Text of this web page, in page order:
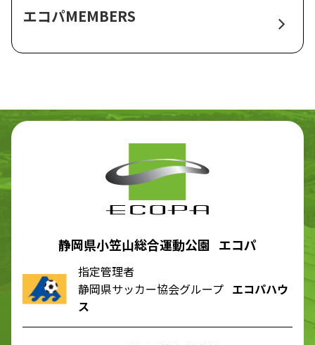
エコパMEMBERS
静岡県小笠山総合運動公園 エコパ
指定管理者
静岡県サッカー協会グループ エコパハウ
ス